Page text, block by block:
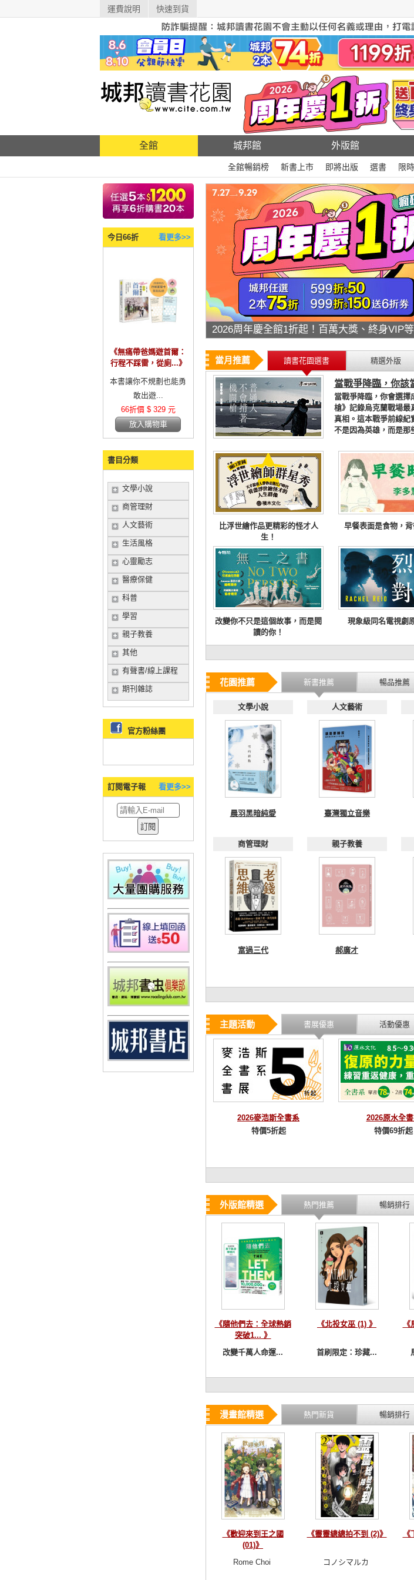
運費說明 快速到貨
全館 城邦館 外版館
全館暢銷榜 新書上市 即將出版 選書 限
今日66折 看更多>>
《無痛帶爸媽遊首爾：
行程不踩雷，從廁...》
本書讓你不規劃也能勇
敢出遊...
66折價 $ 329 元
放入購物車
書目分類
文學小說
商管理財
人文藝術
生活風格
心靈勵志
醫療保健
科普
學習
親子教養
其他
有聲書/線上課程
期刊雜誌
官方粉絲團
訂閱電子報 看更多>>
絕版品35折搶翻天！年度唯一絕不錯過！
當月推薦 讀書花園選書 精選外版
當戰爭降臨，你該
當戰爭降臨，你會選擇
槍》記錄烏克蘭戰場最
真相。這本戰爭前線紀
不是因為英雄，而是那
比浮世繪作品更精彩的怪才人
生！
早餐表面是食物，
改變你不只是這個故事，而是閱
讀的你！
現象級同名電視劇
花園推薦 新書推薦 暢品推薦
文學小說
晨羽黑暗純愛
人文藝術
臺灣獨立音樂
商管理財
富過三代
親子教養
郝廣才
主題活動 書展優惠 活動優惠
2026麥浩斯全書系
特價5折起
2026原水全
特價69折起
外版館精選 熱門推薦 暢銷排行
《隨他們去：全球熱銷
突破1... 》
改變千萬人命運...
《北投女巫 (1) 》
首刷限定：珍藏...
漫畫館精選 熱門新貨 暢銷排行
《歡迎來到王之國
(01)》
Rome Choi
《靈靈總總拍不到 (2)》
コノシマルカ